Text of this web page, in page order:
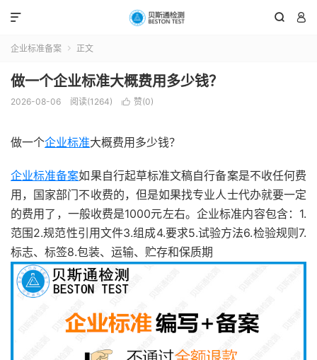
 

企业标准备案  正文
做一个企业标准大概费用多少钱？
2026-08-06 阅读(1264)  赞(0)
做一个企业标准大概费用多少钱？
企业标准备案如果自行起草标准文稿自行备案是不收任何费
用，国家部门不收费的，但是如果找专业人士代办就要一定
的费用了，一般收费是1000元左右。企业标准内容包含：1.
范围2.规范性引用文件3.组成4.要求5.试验方法6.检验规则7.
标志、标签8.包装、运输、贮存和保质期